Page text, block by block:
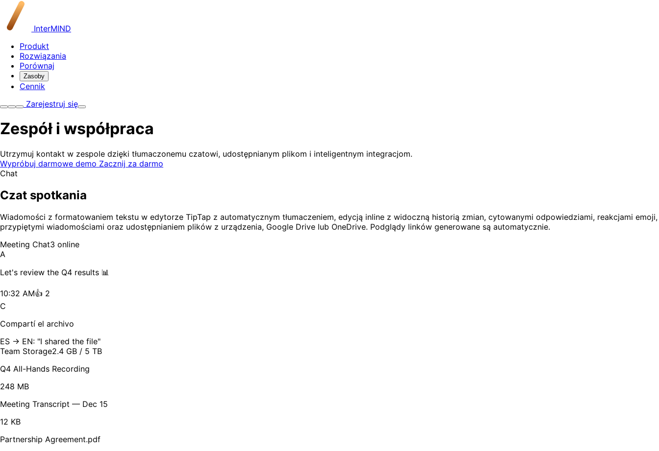
InterMIND
Produkt
Rozwiązania
Porównaj
Zasoby
Cennik
Zarejestruj się
Zespół i współpraca
Utrzymuj kontakt w zespole dzięki tłumaczonemu czatowi, udostępnianym plikom i inteligentnym integracjom.
Wypróbuj darmowe demo Zacznij za darmo
Chat
Czat spotkania
Wiadomości z formatowaniem tekstu w edytorze TipTap z automatycznym tłumaczeniem, edycją inline z widoczną historią zmian, cytowanymi odpowiedziami, reakcjami emoji,
przypiętymi wiadomościami oraz udostępnianiem plików z urządzenia, Google Drive lub OneDrive. Podglądy linków generowane są automatycznie.
Meeting Chat3 online
A
Let's review the Q4 results 📊
10:32 AM👍 2
C
Compartí el archivo
ES → EN: "I shared the file"
Team Storage2.4 GB / 5 TB
Q4 All-Hands Recording
248 MB
Meeting Transcript — Dec 15
12 KB
Partnership Agreement.pdf